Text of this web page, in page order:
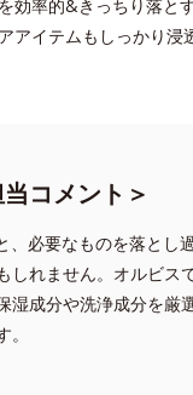
効率的&きっちり落と
アイテムもしっかり浸
コメント＞
、必要なものを落と
しれません。オルビス
湿成分や洗浄成分を厳